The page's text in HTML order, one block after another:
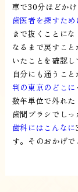
車で30分ほどか
歯医者を探すた
まで抜くことに
なるまで戻すこ
いたことを確認
自分にも通うこと
判の東京のどこに
数年単位で外れ
歯間ブラシでしっ
歯科にはこんなに
す。そのおかげで